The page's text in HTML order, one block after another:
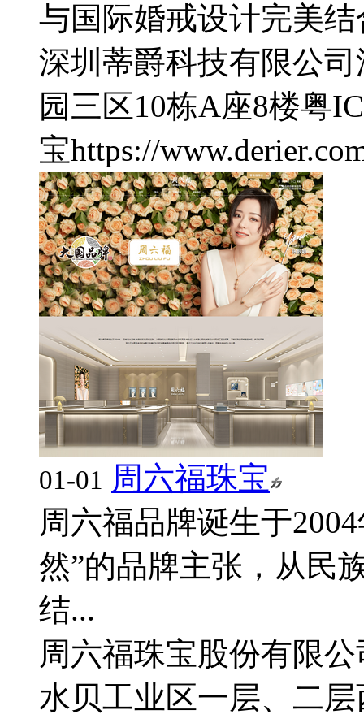
与国际婚戒设计完美
深圳蒂爵科技有限公司
园三区10栋A座8楼粤
宝https://
01-01 周六福珠宝
周六福品牌诞生于
然”的品牌主张，从民
结...
周六福珠宝股份有限公
水贝工业区一层、二层